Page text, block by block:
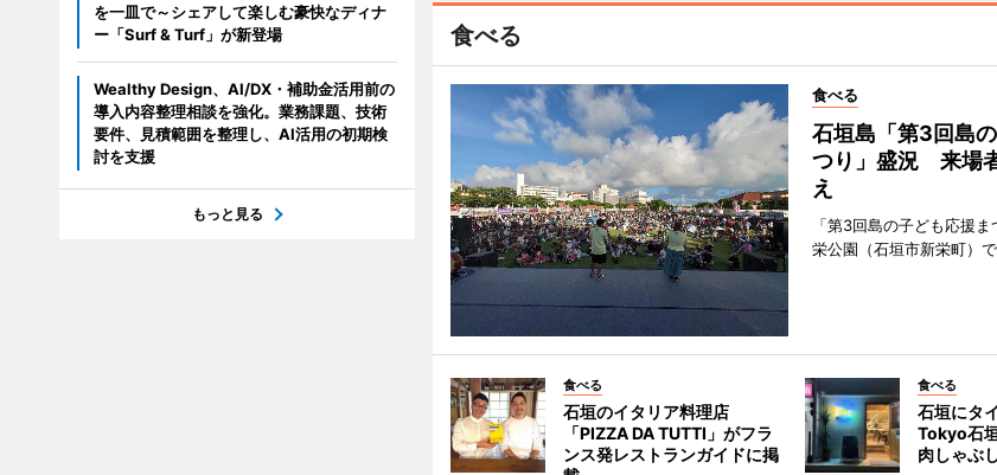
食べる
食べる
石垣島「第3回島
つり」盛況 来場
え
「第3回島の子ども応援
栄公園（石垣市新栄町）で
食べる
石垣のイタリア料理店
「PIZZA DA TUTTI」がフラ
ンス発レストランガイドに掲
食べる
石垣にタ
Tokyo石
肉しゃぶ
を一皿で～シェアして楽しむ豪快なディナ
ー「Surf & Turf」が新登場
Wealthy Design、AI/DX・補助金活用前の
導入内容整理相談を強化。業務課題、技術
要件、見積範囲を整理し、AI活用の初期検
討を支援
もっと見る